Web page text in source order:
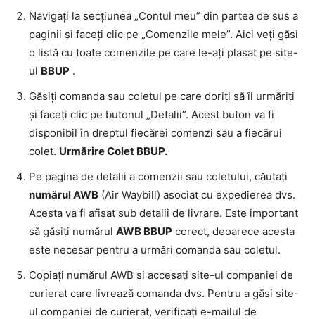
Navigați la secțiunea „Contul meu” din partea de sus a
paginii și faceți clic pe „Comenzile mele”. Aici veți găsi
o listă cu toate comenzile pe care le-ați plasat pe site-
ul BBUP .
Găsiți comanda sau coletul pe care doriți să îl urmăriți
și faceți clic pe butonul „Detalii”. Acest buton va fi
disponibil în dreptul fiecărei comenzi sau a fiecărui
colet. Urmărire Colet BBUP.
Pe pagina de detalii a comenzii sau coletului, căutați
numărul AWB (Air Waybill) asociat cu expedierea dvs.
Acesta va fi afișat sub detalii de livrare. Este important
să găsiți numărul AWB BBUP corect, deoarece acesta
este necesar pentru a urmări comanda sau coletul.
Copiați numărul AWB și accesați site-ul companiei de
curierat care livrează comanda dvs. Pentru a găsi site-
ul companiei de curierat, verificați e-mailul de